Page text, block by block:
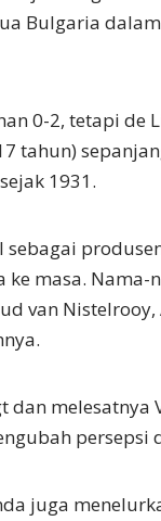
Bulgaria
0-2, tetapi de
tahun)
1931.
sebagai
masa. Nama-
van
dan melesatnya
persepsi
juga